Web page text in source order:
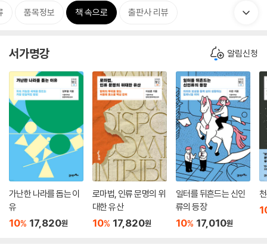
품목정보 책 속으로 출판사 리뷰
서가명강 알림신청
가난한 나라를 돕는 이
유
10% 17,820원
로마법, 인류 문명의 위
대한 유산
10% 17,820원
일터를 뒤흔드는 신인
류의 등장
10% 17,010원